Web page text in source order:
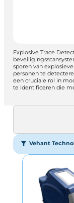
Explosive Trace
sporen van
personen te
een cruciale rol in
te identificeren die
Vehant